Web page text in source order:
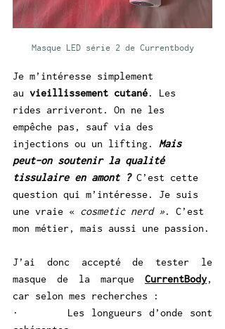
Masque LED série 2 de Currentbody
Je m’intéresse simplement
au vieillissement cutané. Les
rides arriveront. On ne les
empêche pas, sauf via des
injections ou un lifting. Mais
peut-on soutenir la qualité
tissulaire en amont ? C’est cette
question qui m’intéresse. Je suis
une vraie « cosmetic nerd ». C’est
mon métier, mais aussi une passion.
J’ai donc accepté de tester le
masque de la marque CurrentBody,
car selon mes recherches :
·       Les longueurs d’onde sont